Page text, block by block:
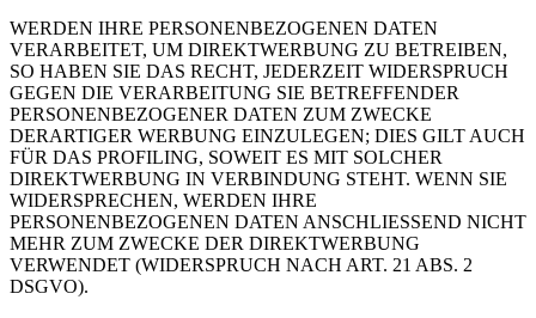
WERDEN IHRE PERSONENBEZOGENEN DATEN
VERARBEITET, UM DIREKTWERBUNG ZU BETREIBEN,
SO HABEN SIE DAS RECHT, JEDERZEIT WIDERSPRUCH
GEGEN DIE VERARBEITUNG SIE BETREFFENDER
PERSONENBEZOGENER DATEN ZUM ZWECKE
DERARTIGER WERBUNG EINZULEGEN; DIES GILT AUCH
FÜR DAS PROFILING, SOWEIT ES MIT SOLCHER
DIREKTWERBUNG IN VERBINDUNG STEHT. WENN SIE
WIDERSPRECHEN, WERDEN IHRE
PERSONENBEZOGENEN DATEN ANSCHLIESSEND NICHT
MEHR ZUM ZWECKE DER DIREKTWERBUNG
VERWENDET (WIDERSPRUCH NACH ART. 21 ABS. 2
DSGVO).